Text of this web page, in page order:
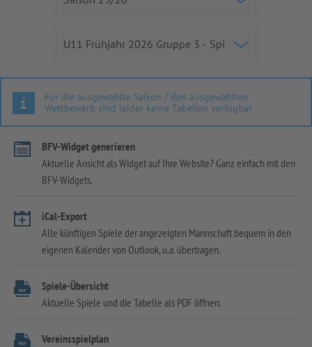
Für die ausgewählte Saison / den ausgewählten
Wettbewerb sind leider keine Tabellen verfügbar
BFV-Widget generieren
Aktuelle Ansicht als Widget auf Ihre Website? Ganz einfach mit den
BFV-Widgets.
iCal-Export
Alle künftigen Spiele der angezeigten Mannschaft bequem in den
eigenen Kalender von Outlook, u.a. übertragen.
Spiele-Übersicht
Aktuelle Spiele und die Tabelle als PDF öffnen.
Vereinsspielplan